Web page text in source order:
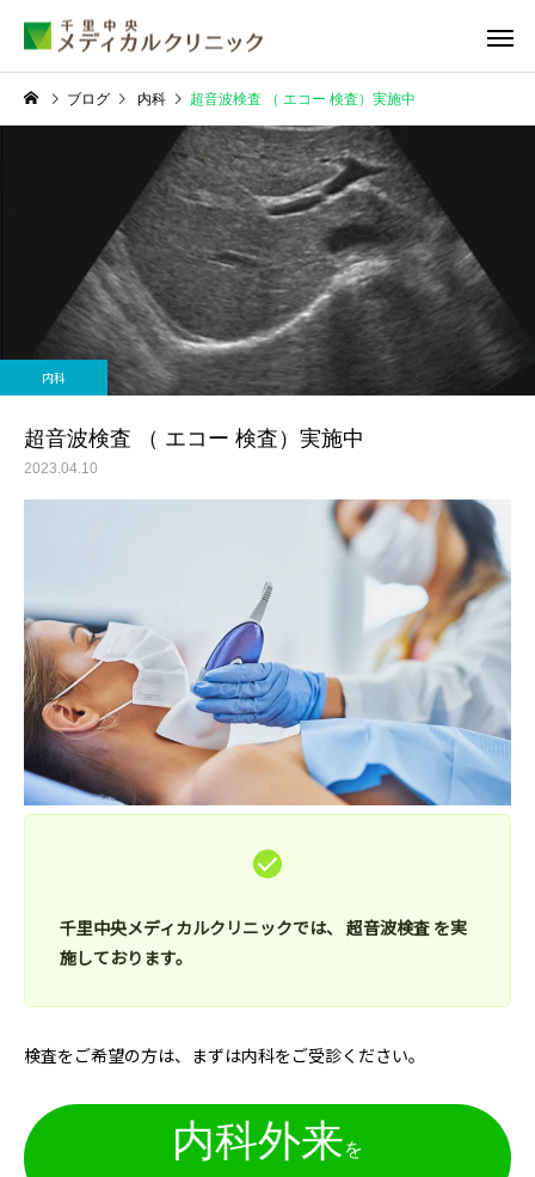
睡眠外来 甲状腺外
発熱外
ブログ 内科 超音波検査 （ エコー 検査）実施中
内科
超音波検査 （ エコー 検査）実施中
2023.04.10
千里中央メディカルクリニックでは、 超音波検査 を実
施しております。
検査をご希望の方は、まずは内科をご受診ください。
内科外来を